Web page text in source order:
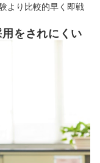
より比較的早く即戦
をされにくい